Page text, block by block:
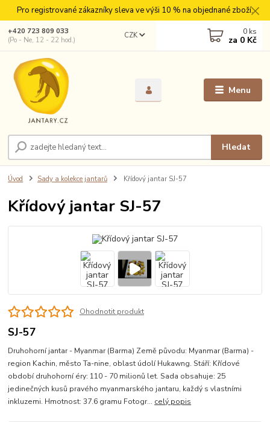
Pro registrované zákazníky sleva ve výši 10 % na objednané zboží.
Menu
CZK
Hledat
+420 723 809 033
(Po - Ne, 12 - 22 hod.)
0 ks
za 0 Kč
Úvod Sady a kolekce jantarů Křídový jantar SJ-57
Křídový jantar SJ-57
Ohodnotit produkt
SJ-57
Druhohorní jantar - Myanmar (Barma) Země původu: Myanmar (Barma) -
region Kachin, město Ta-nine, oblast údolí Hukawng. Stáří: Křídové
období druhohorní éry: 110 - 70 milionů let. Sada obsahuje: 25
jedinečných kusů pravého myanmarského jantaru, každý s vlastními
inkluzemi. Hmotnost: 37.6 gramu Fotogr... celý popis